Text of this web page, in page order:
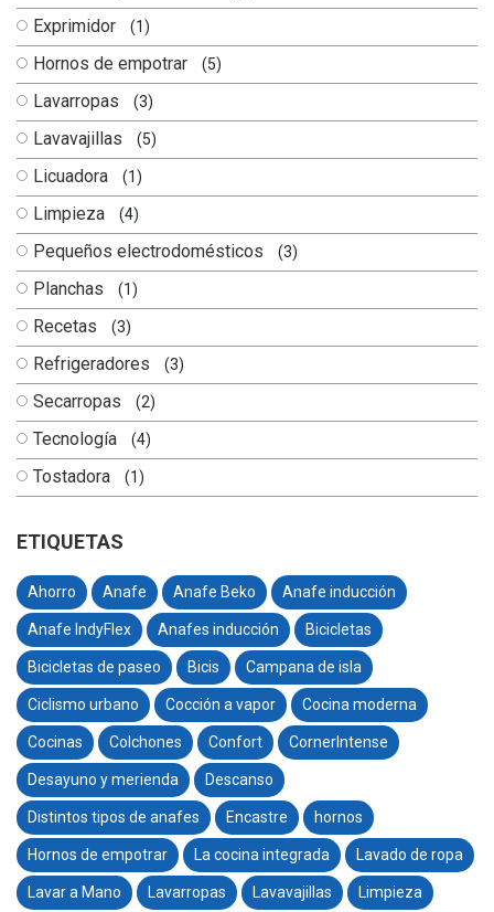
Exprimidor (1)
Hornos de empotrar (5)
Lavarropas (3)
Lavavajillas (5)
Licuadora (1)
Limpieza (4)
Pequeños electrodomésticos (3)
Planchas (1)
Recetas (3)
Refrigeradores (3)
Secarropas (2)
Tecnología (4)
Tostadora (1)
ETIQUETAS
Ahorro Anafe Anafe Beko Anafe inducción
Anafe IndyFlex Anafes inducción Bicicletas
Bicicletas de paseo Bicis Campana de isla
Ciclismo urbano Cocción a vapor Cocina moderna
Cocinas Colchones Confort CornerIntense
Desayuno y merienda Descanso
Distintos tipos de anafes Encastre hornos
Hornos de empotrar La cocina integrada Lavado de ropa
Lavar a Mano Lavarropas Lavavajillas Limpieza